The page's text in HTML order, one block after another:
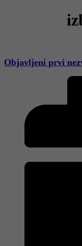
Objavljeni prvi